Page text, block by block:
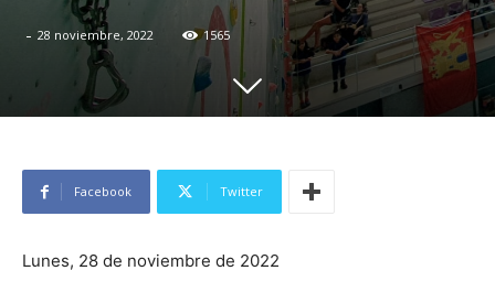
- 28 noviembre, 2022 1565
Facebook Twitter
Lunes, 28 de noviembre de 2022